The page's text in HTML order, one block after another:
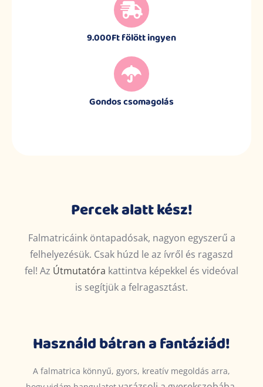
9.000Ft fölött ingyen
Gondos csomagolás
Percek alatt kész!
Falmatricáink öntapadósak, nagyon egyszerű a
felhelyezésük. Csak húzd le az ívről és ragaszd
fel! Az Útmutatóra kattintva képekkel és videóval
is segítjük a felragasztást.
Használd bátran a fantáziád!
A falmatrica könnyű, gyors, kreatív megoldás arra,